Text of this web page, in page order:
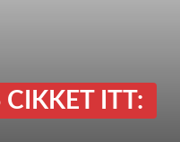
CIKKET ITT: